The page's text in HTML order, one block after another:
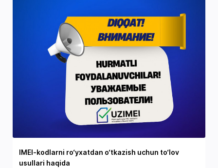
IMEI-kodlarni ro‘yxatdan o‘tkazish uchun to‘lov
usullari haqida